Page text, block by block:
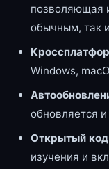
позволяющая
обычным, так
Windows,
обновляется
Открытый код
изучения и